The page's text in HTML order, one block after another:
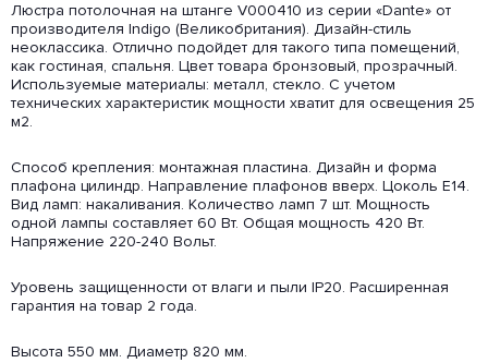
Люстра потолочная на штанге V000410 из серии «Dante» от
производителя Indigo (Великобритания). Дизайн-стиль
неоклассика. Отлично подойдет для такого типа помещений,
как гостиная, спальня. Цвет товара бронзовый, прозрачный.
Используемые материалы: металл, стекло. С учетом
технических характеристик мощности хватит для освещения 25
м2.
Способ крепления: монтажная пластина. Дизайн и форма
плафона цилиндр. Направление плафонов вверх. Цоколь E14.
Вид ламп: накаливания. Количество ламп 7 шт. Мощность
одной лампы составляет 60 Вт. Общая мощность 420 Вт.
Напряжение 220-240 Вольт.
Уровень защищенности от влаги и пыли IP20. Расширенная
гарантия на товар 2 года.
Высота 550 мм. Диаметр 820 мм.